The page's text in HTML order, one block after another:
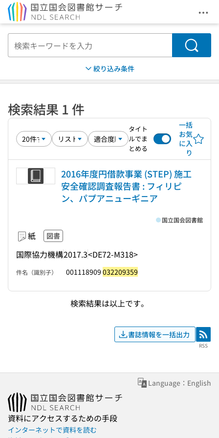
メ
検索
絞り込み条件
検索結果 1 件
タイト
ルでま
とめる
一括
お気
に入
り
2016年度円借款事業 (STEP) 施工
安全確認調査報告書 : フィリピ
ン、パプアニューギニア
紙 図書
国際協力機構2017.3<DE72-M318>
国立国会図書館
件名（識別子） 001118909 032209359
検索結果は以上です。
書誌情報を一括出力 RSS
RSS
Language：English
資料にアクセスするための手段
インターネットで資料を読む